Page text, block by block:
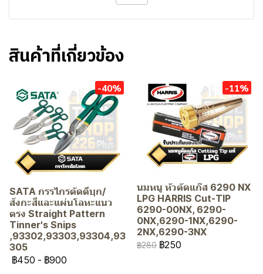
สินค้าที่เกี่ยวข้อง
-40%
SATA กรรไกรตัดดีบุก/
สังกะสีและแผ่นโลหะแนว
ตรง Straight Pattern
Tinner's Snips
,93302,93303,93304,93
305
฿450 - ฿900
-11%
นมหนู หัวตัดแก๊ส 6290 NX
LPG HARRIS Cut-TIP
6290-00NX, 6290-
0NX,6290-1NX,6290-
2NX,6290-3NX
฿280 ฿250